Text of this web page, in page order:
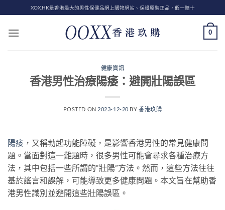
to
content
XOX.HK是香港最大的男性保健品網上購物網站、保證原裝正品，假一賠十
0
健康資訊
香港男性治療陽痿：避開壯陽誤區
POSTED ON 2023-12-20 BY香港玖購
陽痿 ，又稱勃起功能障礙，是影響香港男性的常見健康問
題。當面對這一難題時，很多男性可能會尋求各種治療方
法，其中包括一些所謂的“壯陽”方法。然而，這些方法往往
基於謠言和誤解，可能導致更多健康問題。本文旨在幫助香
港男性識別並避開這些壯陽誤區。